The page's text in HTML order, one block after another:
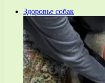
Здоровье собак